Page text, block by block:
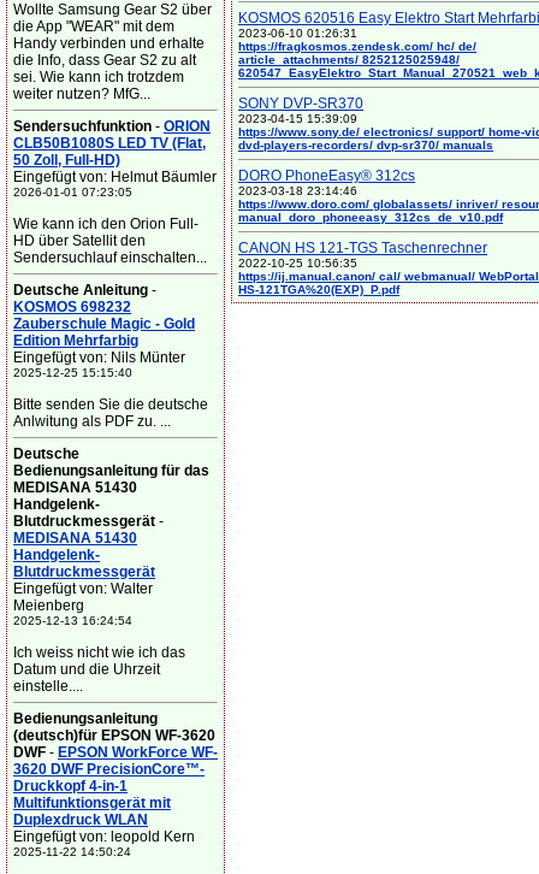
Wollte Samsung Gear S2 über
die App "WEAR" mit dem
Handy verbinden und erhalte
die Info, dass Gear S2 zu alt
sei. Wie kann ich trotzdem
weiter nutzen? MfG...
Sendersuchfunktion - ORION
CLB50B1080S LED TV (Flat,
50 Zoll, Full-HD)
Eingefügt von: Helmut Bäumler
2026-01-01 07:23:05
Wie kann ich den Orion Full-
HD über Satellit den
Sendersuchlauf einschalten...
Deutsche Anleitung -
KOSMOS 698232
Zauberschule Magic - Gold
Edition Mehrfarbig
Eingefügt von: Nils Münter
2025-12-25 15:15:40
Bitte senden Sie die deutsche
Anlwitung als PDF zu. ...
Deutsche
Bedienungsanleitung für das
MEDISANA 51430
Handgelenk-
Blutdruckmessgerät -
MEDISANA 51430
Handgelenk-
Blutdruckmessgerät
Eingefügt von: Walter
Meienberg
2025-12-13 16:24:54
Ich weiss nicht wie ich das
Datum und die Uhrzeit
einstelle....
Bedienungsanleitung
(deutsch)für EPSON WF-3620
DWF - EPSON WorkForce WF-
3620 DWF PrecisionCore™-
Druckkopf 4-in-1
Multifunktionsgerät mit
Duplexdruck WLAN
Eingefügt von: leopold Kern
2025-11-22 14:50:24
KOSMOS 620516 Easy Elektro Start
2023-06-10 01:26:31
https://fragkosmos.zendesk.com/ hc/ de/
article_attachments/ 8252125025948/
SONY DVP-SR370
2023-04-15 15:39:09
https://www.sony.de/ electronics/ support/ home-
dvd-players-recorders/ dvp-sr370/ manuals
DORO PhoneEasy® 312cs
2023-03-18 23:14:46
https://www.doro.com/ globalassets/ inriver/
manual_doro_phoneeasy_312cs_de_v10.pdf
CANON HS 121-TGS Taschenrechner
2022-10-25 10:56:35
https://ij.manual.canon/ cal/ webmanual/
HS-121TGA%20(EXP)_P.pdf